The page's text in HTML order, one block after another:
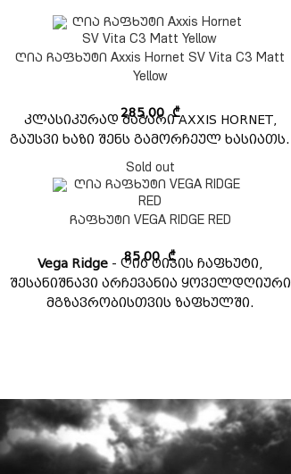
ატარებს
CHE-RUIN არ არის მხოლოდ ჩაფხუტი, ის
ისტორიის ნაწილია
ღია ჩაფხუტი Axxis Hornet SV Vita C3 Matt
Yellow
285,00₾
კლასიკურად მაგარი AXXIS HORNET,
გაუსვი ხაზი შენს გამორჩეულ ხასიათს.
Sold out
ჩაფხუტი VEGA RIDGE RED
85,00₾
Vega Ridge - ღია ტიპის ჩაფხუტი,
შესანიშნავი არჩევანია ყოველდღიური
მგზავრობისთვის ზაფხულში.